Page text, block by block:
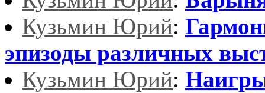
Кузьмин Юрий:
эпизоды различных
Кузьмин Юрий: